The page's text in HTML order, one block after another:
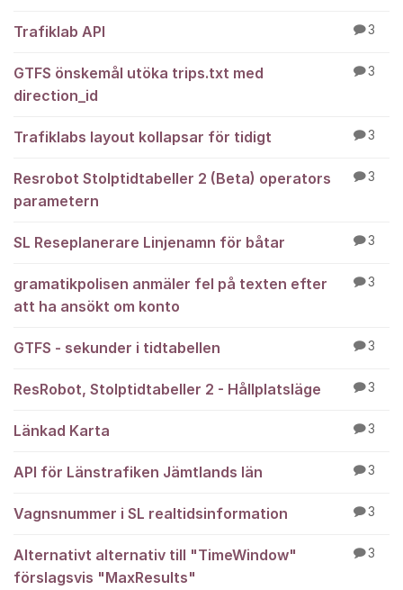
Trafiklab API 3
GTFS önskemål utöka trips.txt med
direction_id
3
Trafiklabs layout kollapsar för tidigt 3
Resrobot Stolptidtabeller 2 (Beta) operators
parametern
3
SL Reseplanerare Linjenamn för båtar 3
gramatikpolisen anmäler fel på texten efter
att ha ansökt om konto
3
GTFS - sekunder i tidtabellen 3
ResRobot, Stolptidtabeller 2 - Hållplatsläge 3
Länkad Karta 3
API för Länstrafiken Jämtlands län 3
Vagnsnummer i SL realtidsinformation 3
Alternativt alternativ till "TimeWindow"
förslagsvis "MaxResults"
3